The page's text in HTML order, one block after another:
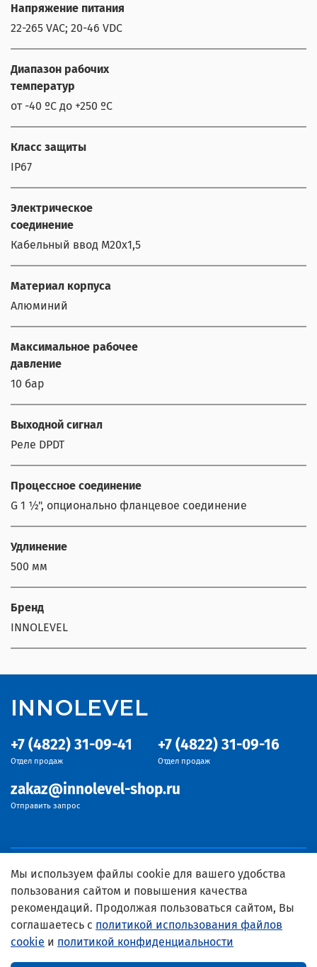
Напряжение питания
22-265 VAC; 20-46 VDC
Диапазон рабочих
температур
от -40 ºС до +250 ºС
Класс защиты
IP67
Электрическое
соединение
Кабельный ввод М20х1,5
Материал корпуса
Алюминий
Максимальное рабочее
давление
10 бар
Выходной сигнал
Реле DPDT
Процессное соединение
G 1 ½", опционально фланцевое соединение
Удлинение
500 мм
Бренд
INNOLEVEL
+7 (4822) 31-09-41
Отдел продаж
+7 (4822) 31-09-16
Отдел продаж
zakaz@innolevel-shop.ru
Отправить запрос
INNOLEVEL
Мы используем файлы cookie для вашего удобства
пользования сайтом и повышения качества
рекомендаций. Продолжая пользоваться сайтом, Вы
соглашаетесь с политикой использования файлов
cookie и политикой конфиденциальности